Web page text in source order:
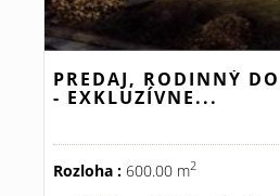
PREDAJ, RODINNÝ
- EXKLUZÍVNE...
Rozloha : 600.00 m2